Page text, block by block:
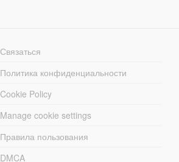
Связаться
Политика конфиденциальности
Cookie Policy
Manage cookie settings
Правила пользования
DMCA